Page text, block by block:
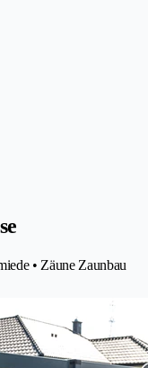
• Zäune Zaunbau